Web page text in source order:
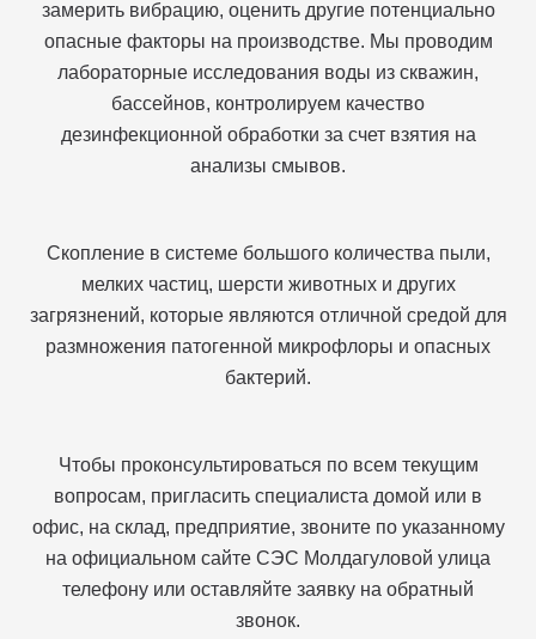
замерить вибрацию, оценить другие потенциально
опасные факторы на производстве. Мы проводим
лабораторные исследования воды из скважин,
бассейнов, контролируем качество
дезинфекционной обработки за счет взятия на
анализы смывов.
Скопление в системе большого количества пыли,
мелких частиц, шерсти животных и других
загрязнений, которые являются отличной средой для
размножения патогенной микрофлоры и опасных
бактерий.
Чтобы проконсультироваться по всем текущим
вопросам, пригласить специалиста домой или в
офис, на склад, предприятие, звоните по указанному
на официальном сайте СЭС Молдагуловой улица
телефону или оставляйте заявку на обратный
звонок.